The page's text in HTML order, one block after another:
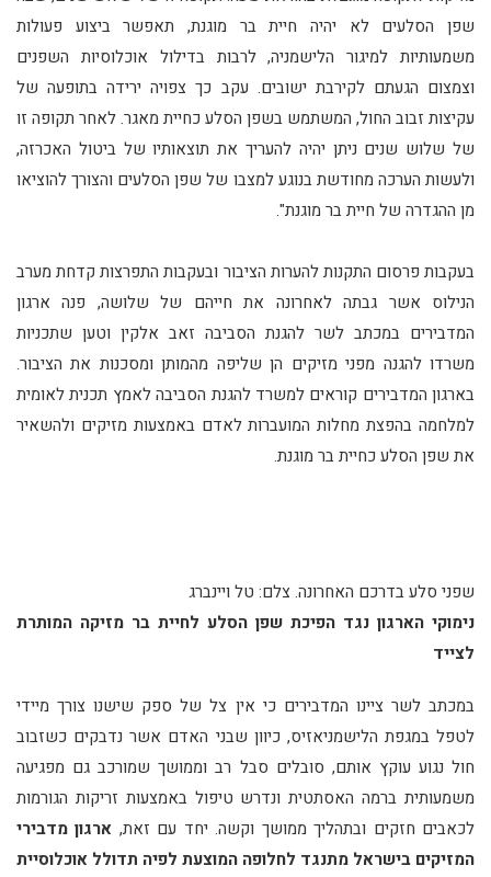
שפן הסלעים לא יהיה חיית בר מוגנת, תאפשר ביצוע פעולות
משמעותיות למיגור הלישמניה, לרבות בדילול אוכלוסיות השפנים
וצמצום הגעתם לקירבת ישובים. עקב כך צפויה ירידה בתופעה של
עקיצות זבוב החול, המשתמש בשפן הסלע כחיית מאגר. לאחר תקופה זו
של שלוש שנים ניתן יהיה להעריך את תוצאותיו של ביטול האכרזה,
ולעשות הערכה מחודשת בנוגע למצבו של שפן הסלעים והצורך להוציאו
מן ההגדרה של חיית בר מוגנת".
בעקבות פרסום התקנות להערות הציבור ובעקבות התפרצות קדחת מערב
הנילוס אשר גבתה לאחרונה את חייהם של שלושה, פנה ארגון
המדבירים במכתב לשר להגנת הסביבה זאב אלקין וטען שתכניות
משרדו להגנה מפני מזיקים הן שליפה מהמותן ומסכנות את הציבור.
בארגון המדבירים קוראים למשרד להגנת הסביבה לאמץ תכנית לאומית
למלחמה בהפצת מחלות המועברות לאדם באמצעות מזיקים ולהשאיר
את שפן הסלע כחיית בר מוגנת.
שפני סלע בדרכם האחרונה. צלם: טל ויינברג
נימוקי הארגון נגד הפיכת שפן הסלע לחיית בר מזיקה המותרת
לצייד
במכתב לשר ציינו המדבירים כי אין צל של ספק שישנו צורך מיידי
לטפל במגפת הלישמניאזיס, כיוון שבני האדם אשר נדבקים כשזבוב
חול נגוע עוקץ אותם, סובלים סבל רב וממושך שמורכב גם מפגיעה
משמעותית ברמה האסתטית ונדרש טיפול באמצעות זריקות הגורמות
לכאבים חזקים ובתהליך ממושך וקשה. יחד עם זאת, ארגון מדבירי
המזיקים בישראל מתנגד לחלופה המוצעת לפיה תדולל אוכלוסיית